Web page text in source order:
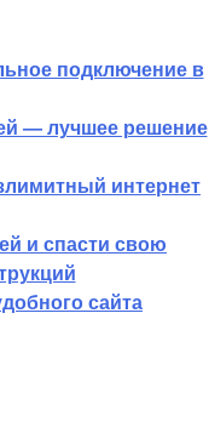
подключение в
— лучшее решение
интернет
и спасти свою
сайта